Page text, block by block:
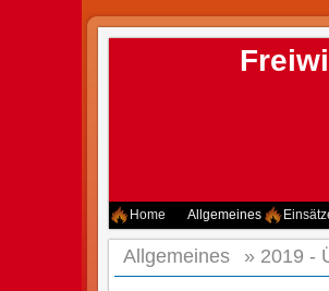
Home Allgemeines
Allgemeines » 2019 -